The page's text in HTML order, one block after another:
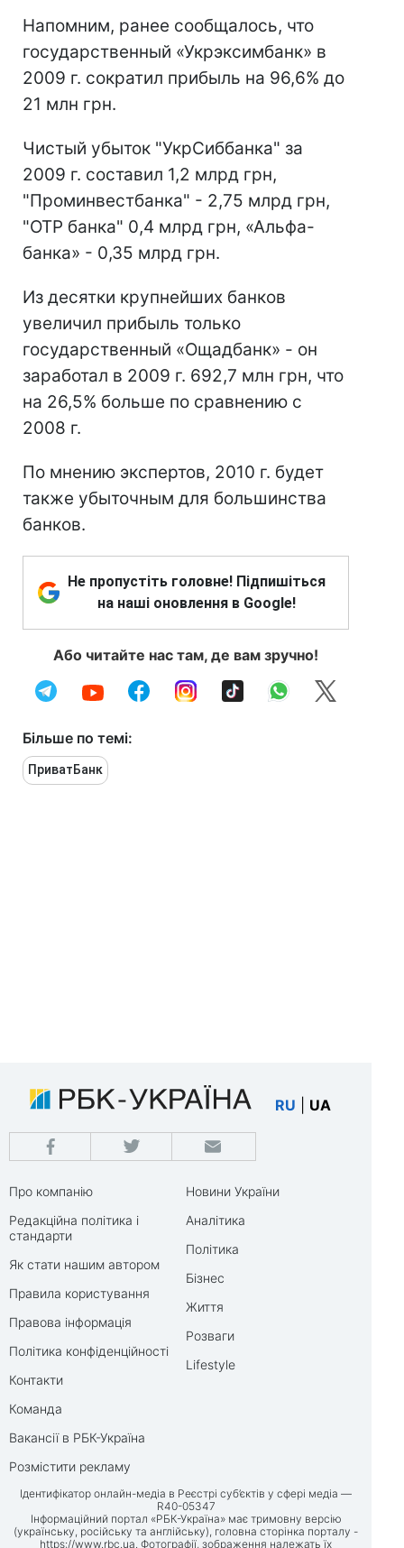
Напомним, ранее сообщалось, что
государственный «Укрэксимбанк» в
2009 г. сократил прибыль на 96,6% до
21 млн грн.
Чистый убыток "УкрСиббанка" за
2009 г. составил 1,2 млрд грн,
"Проминвестбанка" - 2,75 млрд грн,
"ОТР банка" 0,4 млрд грн, «Альфа-
банка» - 0,35 млрд грн.
Из десятки крупнейших банков
увеличил прибыль только
государственный «Ощадбанк» - он
заработал в 2009 г. 692,7 млн грн, что
на 26,5% больше по сравнению с
2008 г.
По мнению экспертов, 2010 г. будет
также убыточным для большинства
банков.
Не пропустіть головне! Підпишіться
на наші оновлення в Google!
Або читайте нас там, де вам зручно!
Більше по темі:
ПриватБанк
RU UA
Про компанію
Редакційна політика і
стандарти
Як стати нашим автором
Правила користування
Правова інформація
Політика конфіденційності
Контакти
Команда
Вакансії в РБК-Україна
Розмістити рекламу
Новини України
Аналітика
Політика
Бізнес
Життя
Розваги
Lifestyle
Ідентифікатор онлайн-медіа в Реєстрі суб’єктів у сфері медіа —
R40-05347
Інформаційний портал «РБК-Україна» має тримовну версію
(українську, російську та англійську), головна сторінка порталу -
https://www.rbc.ua. Фотографії, зображення належать їх